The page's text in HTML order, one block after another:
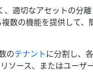
適切なアセットの分
数の機能を提供して
のテナントに分割し、
ソース、またはユーザ